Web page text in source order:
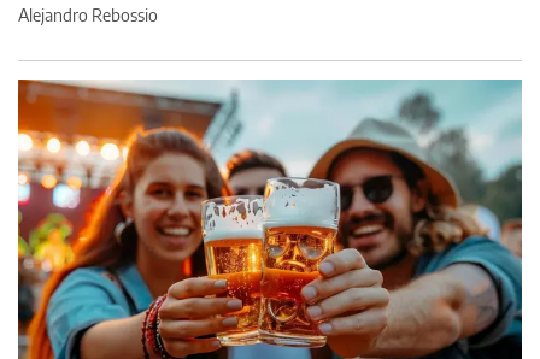
Alejandro Rebossio